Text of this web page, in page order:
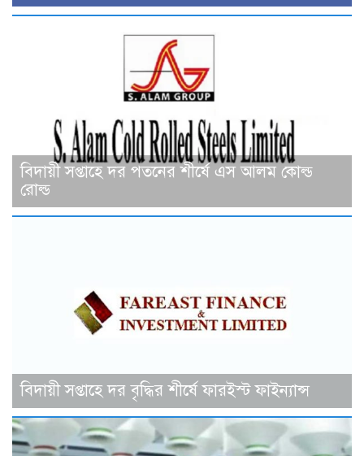
বিদায়ী সপ্তাহে দর পতনের শীর্ষে এস আলম কোল্ড
রোল্ড
বিদায়ী সপ্তাহে দর বৃদ্ধির শীর্ষে ফারইস্ট ফাইন্যান্স